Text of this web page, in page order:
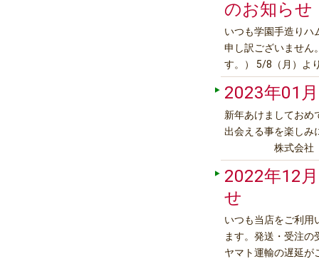
のお知らせ
いつも学園手造りハ
申し訳ございません
す。） 5/8（月）よ
2023年01
新年あけましておめ
出会える事を楽
株式会社 つ
2022年12
せ
いつも当店をご利用
ます。発送・受注
ヤマト運輸の遅延が